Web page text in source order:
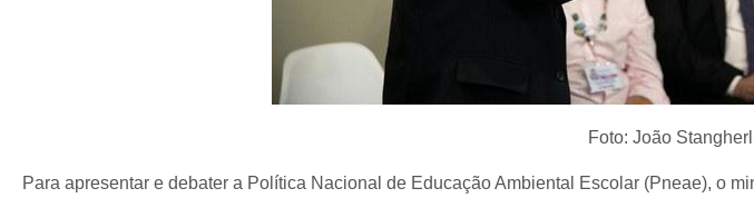
Foto: João
Para apresentar e debater a Política Nacional de Educação Ambiental Escolar (Pneae), o